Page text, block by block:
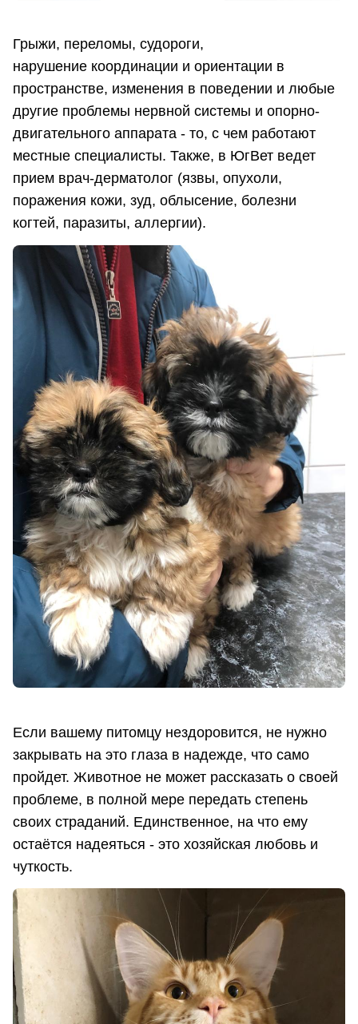
Грыжи, переломы, судороги,
нарушение координации и ориентации в
пространстве, изменения в поведении и любые
другие проблемы нервной системы и опорно-
двигательного аппарата - то, с чем работают
местные специалисты. Также, в ЮгВет ведет
прием врач-дерматолог (язвы, опухоли,
поражения кожи, зуд, облысение, болезни
когтей, паразиты, аллергии).
Если вашему питомцу нездоровится, не нужно
закрывать на это глаза в надежде, что само
пройдет. Животное не может рассказать о своей
проблеме, в полной мере передать степень
своих страданий. Единственное, на что ему
остаётся надеяться - это хозяйская любовь и
чуткость.